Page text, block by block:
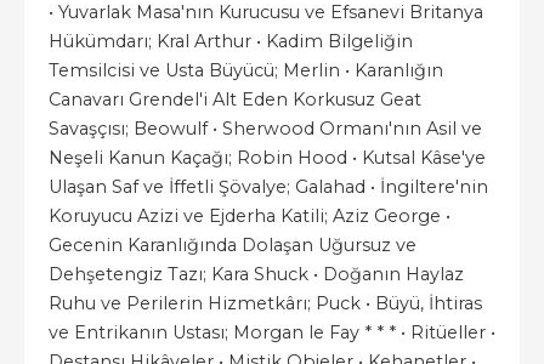
• Yuvarlak Masa'nın Kurucusu ve Efsanevi Britanya
Hükümdarı; Kral Arthur • Kadim Bilgeliğin
Temsilcisi ve Usta Büyücü; Merlin • Karanlığın
Canavarı Grendel'i Alt Eden Korkusuz Geat
Savaşçısı; Beowulf • Sherwood Ormanı'nın Asil ve
Neşeli Kanun Kaçağı; Robin Hood • Kutsal Kâse'ye
Ulaşan Saf ve İffetli Şövalye; Galahad • İngiltere'nin
Koruyucu Azizi ve Ejderha Katili; Aziz George •
Gecenin Karanlığında Dolaşan Uğursuz ve
Dehşetengiz Tazı; Kara Shuck • Doğanın Haylaz
Ruhu ve Perilerin Hizmetkârı; Puck • Büyü, İhtiras
ve Entrikanın Ustası; Morgan le Fay * * * • Ritüeller •